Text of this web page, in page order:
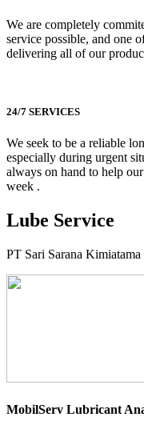
We are completely
service possible, and one
delivering all of our
24/7 SERVICES
We seek to be a reliable
especially during urgent
always on hand to help
week .
Lube Service
PT Sari Sarana
MobilServ Lubricant